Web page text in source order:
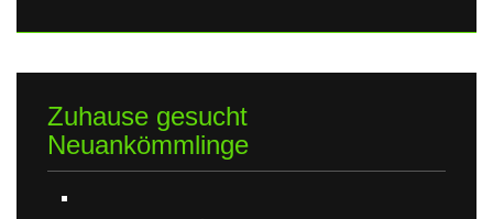
Zuhause gesucht
Neuankömmlinge